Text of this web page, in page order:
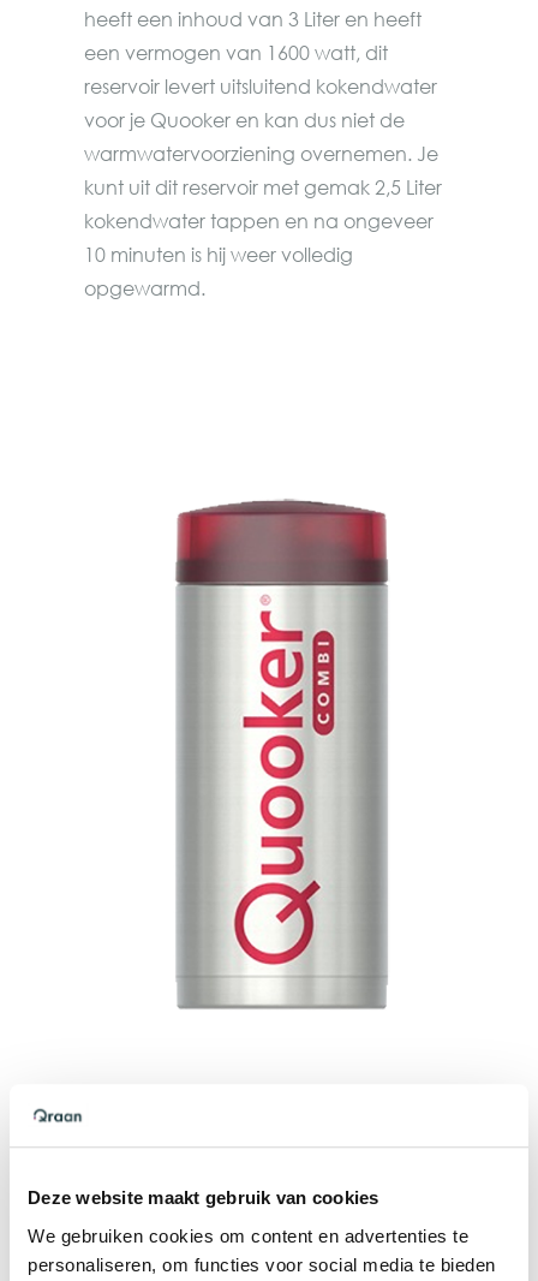
Deze website maakt gebruik van cookies
We gebruiken cookies om content en advertenties te
personaliseren, om functies voor social media te bieden
heeft een inhoud van 3 Liter en heeft
een vermogen van 1600 watt, dit
reservoir levert uitsluitend kokendwater
voor je Quooker en kan dus niet de
warmwatervoorziening overnemen. Je
kunt uit dit reservoir met gemak 2,5 Liter
kokendwater tappen en na ongeveer
10 minuten is hij weer volledig
opgewarmd.
7 Liter 2200 watt
water (50-65 graden) beschikbaar, dit
reservoir wordt aangesloten op de